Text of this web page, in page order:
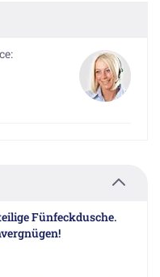
Fünfeckdusche.